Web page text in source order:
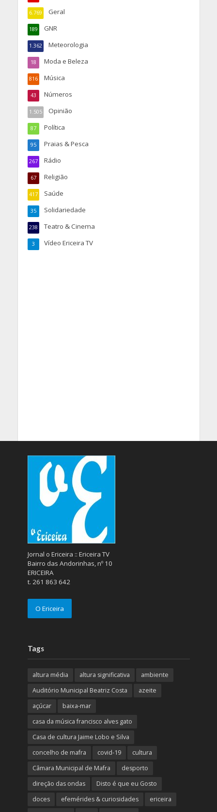
Geral
6.769
GNR
189
Meteorologia
1.362
Moda e Beleza
18
Música
816
Números
43
Opinião
1.505
Política
87
Praias & Pesca
95
Rádio
267
Religião
67
Saúde
417
Solidariedade
35
Teatro & Cinema
238
Vídeo Ericeira TV
3
Jornal o Ericeira :: Ericeira TV
Bairro das Andorinhas, nº 10
ERICEIRA
t. 261 863 642
O Ericeira
Tags
altura média altura significativa
ambiente
Auditório Municipal Beatriz Costa
azeite
açúcar
baixa-mar
casa da música francisco alves gato
Casa de cultura Jaime Lobo e Silva
concelho de mafra
covid-19
cultura
Câmara Municipal de Mafra
desporto
direção das ondas
Disto é que eu Gosto
doces
efemérides & curiosidades
ericeira